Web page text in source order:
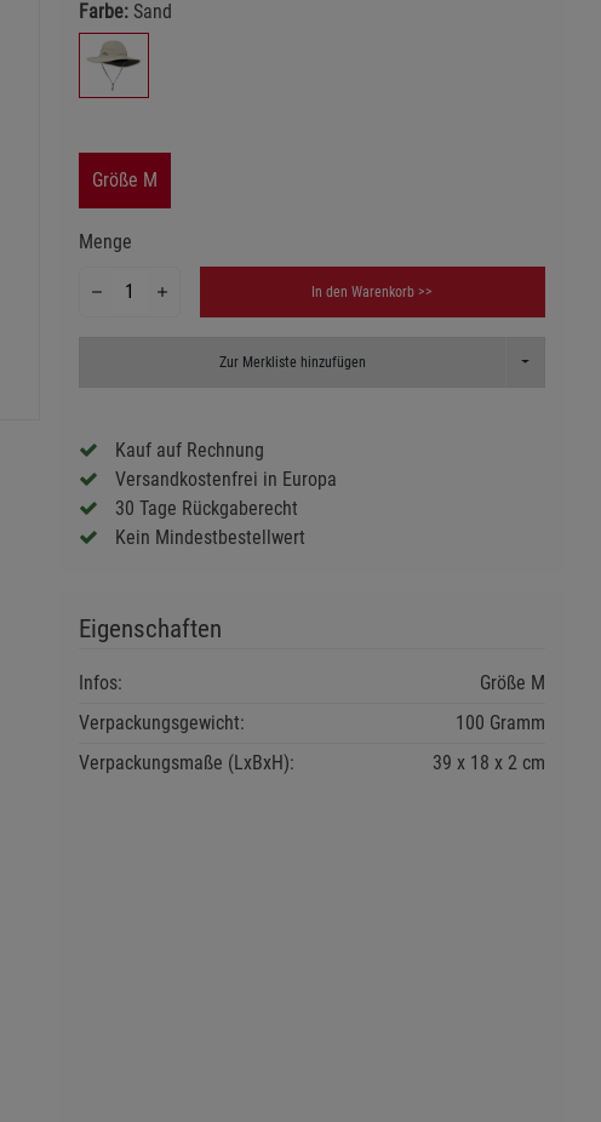
Farbe:Sand
Größe M
Menge
In den Warenkorb >>
Zur Merkliste hinzufügen Toggle
Kauf auf Rechnung
Versandkostenfrei in Europa
30 Tage Rückgaberecht
Kein Mindestbestellwert
Eigenschaften
Infos:
Größe M
Verpackungsgewicht:
100 Gramm
Verpackungsmaße (LxBxH):
39 18 2cm